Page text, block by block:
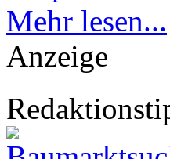
Mehr lesen...
Anzeige